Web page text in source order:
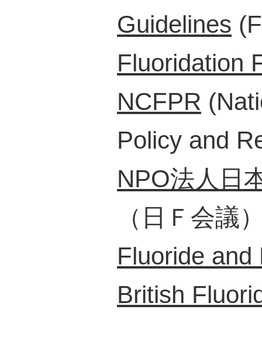
Guidelines
Fluoridation
NCFPR
Policy and
NPO法人日
（日Ｆ会議
Fluoride and
British